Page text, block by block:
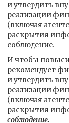
и утвердить
реализации
(включая
раскрытия
соблюдение.
И чтобы
рекомендует
и утвердить
реализации
(включая
раскрытия
соблюдение.